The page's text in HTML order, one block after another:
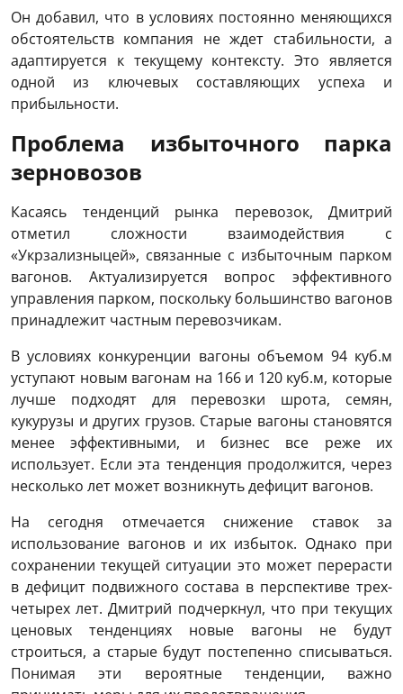
Он добавил, что в условиях постоянно меняющихся
обстоятельств компания не ждет стабильности, а
адаптируется к текущему контексту. Это является
одной из ключевых составляющих успеха и
прибыльности.
Проблема избыточного парка
зерновозов
Касаясь тенденций рынка перевозок, Дмитрий
отметил сложности взаимодействия с
«Укрзализныцей», связанные с избыточным парком
вагонов. Актуализируется вопрос эффективного
управления парком, поскольку большинство вагонов
принадлежит частным перевозчикам.
В условиях конкуренции вагоны объемом 94 куб.м
уступают новым вагонам на 166 и 120 куб.м, которые
лучше подходят для перевозки шрота, семян,
кукурузы и других грузов. Старые вагоны становятся
менее эффективными, и бизнес все реже их
использует. Если эта тенденция продолжится, через
несколько лет может возникнуть дефицит вагонов.
На сегодня отмечается снижение ставок за
использование вагонов и их избыток. Однако при
сохранении текущей ситуации это может перерасти
в дефицит подвижного состава в перспективе трех-
четырех лет. Дмитрий подчеркнул, что при текущих
ценовых тенденциях новые вагоны не будут
строиться, а старые будут постепенно списываться.
Понимая эти вероятные тенденции, важно